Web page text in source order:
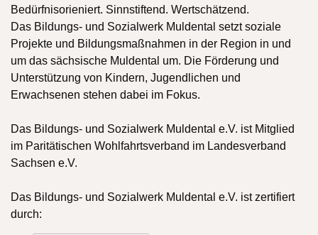
Bedürfnisorieniert. Sinnstiftend. Wertschätzend.
Das Bildungs- und Sozialwerk Muldental setzt soziale
Projekte und Bildungsmaßnahmen in der Region in und
um das sächsische Muldental um. Die Förderung und
Unterstützung von Kindern, Jugendlichen und
Erwachsenen stehen dabei im Fokus.
Das Bildungs- und Sozialwerk Muldental e.V. ist Mitglied
im Paritätischen Wohlfahrtsverband im Landesverband
Sachsen e.V.
Das Bildungs- und Sozialwerk Muldental e.V. ist zertifiert
durch: